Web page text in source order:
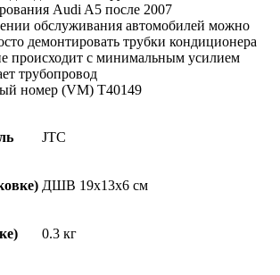
Audi A5 после 2007
обслуживания автомобилей можно
демонтировать трубки кондиционера
происходит с минимальным усилием
трубопровод
номер (VM) T40149
JTC
ДШВ 19х13х6 см
0.3 кг